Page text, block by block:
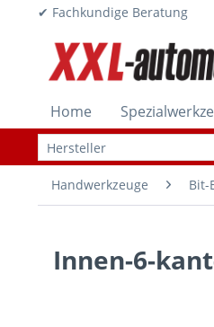
✔ Fachkundige
Home
Handwerkzeuge Bit-
Innen-6-